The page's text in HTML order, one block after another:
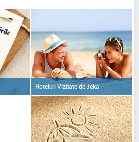
Hoteluri Vizitate de Jeka